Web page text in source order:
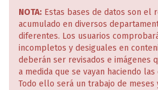
NOTA: Estas bases de datos son el
acumulado en diversos
diferentes. Los usuarios
incompletos y desiguales en
deberán ser revisados e imágenes
a medida que se vayan haciendo
Todo ello será un trabajo de meses